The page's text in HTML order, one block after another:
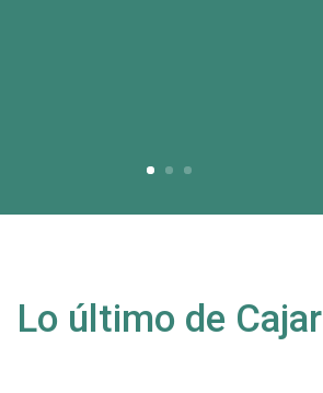
Lo último de Cajar